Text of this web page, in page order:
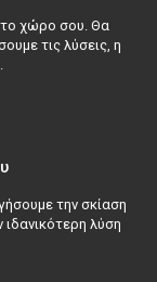
το χώρο σου. Θα
τις λύσεις, η
την σκίαση
ιδανικότερη λύση